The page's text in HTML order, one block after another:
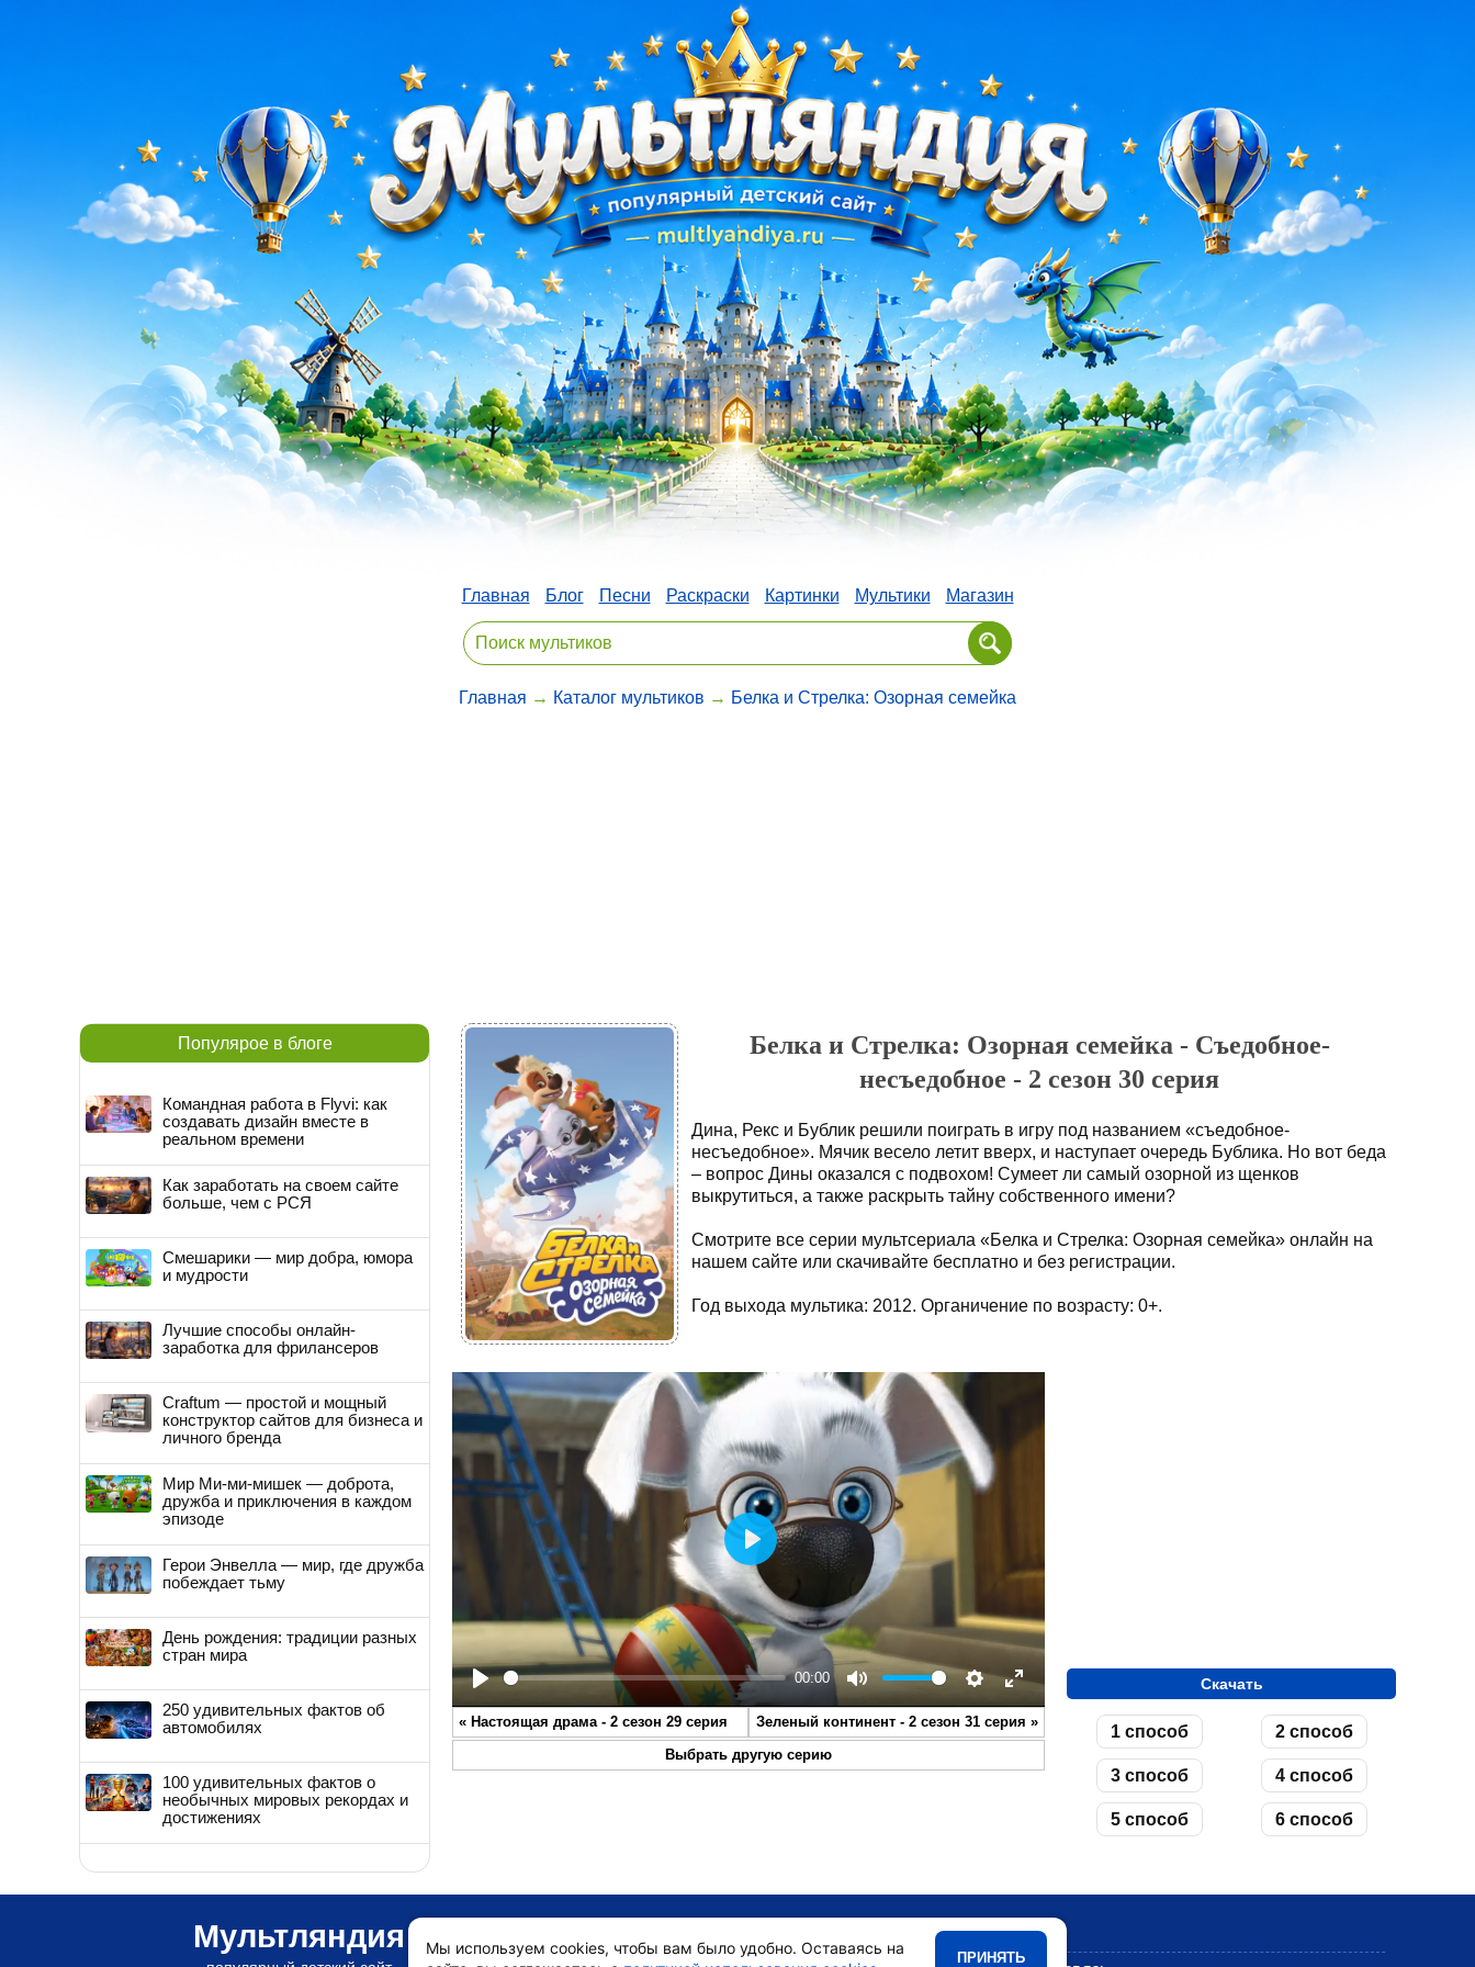
Главная Блог Песни Раскраски Картинки Мультики Магазин
Главная → Каталог мультиков → Белка и Стрелка: Озорная семейка
Белка и Стрелка: Озорная семейка - Съедобное-
несъедобное - 2 сезон 30 серия
Дина, Рекс и Бублик решили поиграть в игру под названием «съедобное-
несъедобное». Мячик весело летит вверх, и наступает очередь Бублика. Но вот беда
– вопрос Дины оказался с подвохом! Сумеет ли самый озорной из щенков
выкрутиться, а также раскрыть тайну собственного имени?
Смотрите все серии мультсериала «Белка и Стрелка: Озорная семейка» онлайн на
нашем сайте или скачивайте бесплатно и без регистрации.
Год выхода мультика: 2012. Органичение по возрасту: 0+.
Play
00:00
Mute Settings
Enter
fullscreen
Play
« Настоящая драма - 2 сезон 29 серия Зеленый континент - 2 сезон 31 серия »
Выбрать другую серию
Скачать
1 способ 2 способ
3 способ 4 способ
5 способ 6 способ
Популярое в блоге
Командная работа в Flyvi: как
создавать дизайн вместе в
реальном времени
Как заработать на своем сайте
больше, чем с РСЯ
Смешарики — мир добра, юмора
и мудрости
Лучшие способы онлайн-
заработка для фрилансеров
Craftum — простой и мощный
конструктор сайтов для бизнеса и
личного бренда
Мир Ми-ми-мишек — доброта,
дружба и приключения в каждом
эпизоде
Герои Энвелла — мир, где дружба
побеждает тьму
День рождения: традиции разных
стран мира
250 удивительных фактов об
автомобилях
100 удивительных фактов о
необычных мировых рекордах и
достижениях
Мультляндия •Мультики
Мы используем cookies, чтобы вам было удобно. Оставаясь на
ПРИНЯТЬ